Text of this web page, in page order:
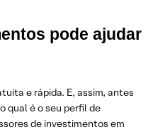
pode ajudar
e rápida. E, assim, antes
qual é o seu perfil de
de investimentos em